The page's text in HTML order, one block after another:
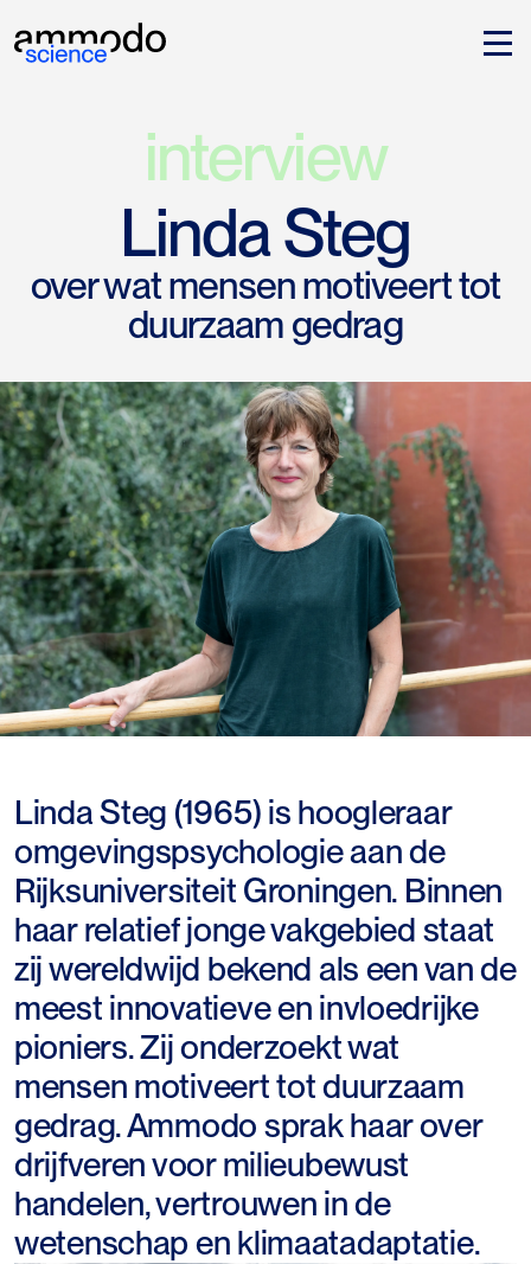
interview
Linda Steg
over wat mensen motiveert tot
duurzaam gedrag
Linda Steg (1965) is hoogleraar
omgevingspsychologie aan de
Rijksuniversiteit Groningen. Binnen
haar relatief jonge vakgebied staat
zij wereldwijd bekend als een van de
meest innovatieve en invloedrijke
pioniers. Zij onderzoekt wat
mensen motiveert tot duurzaam
gedrag. Ammodo sprak haar over
drijfveren voor milieubewust
handelen, vertrouwen in de
wetenschap en klimaatadaptatie.